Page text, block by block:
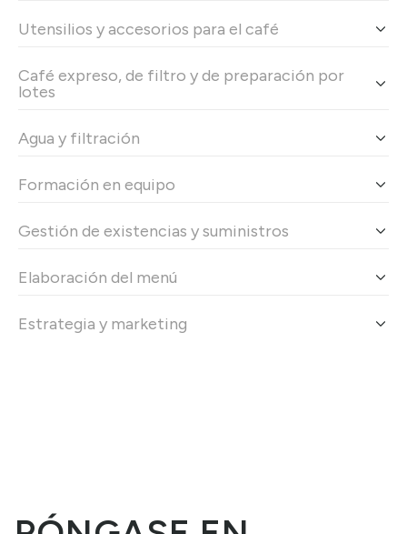
Utensilios y accesorios para el café
Café expreso, de filtro y de preparación por
lotes
Agua y filtración
Formación en equipo
Gestión de existencias y suministros
Elaboración del menú
Estrategia y marketing